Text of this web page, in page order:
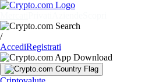
/
AccediRegistrati